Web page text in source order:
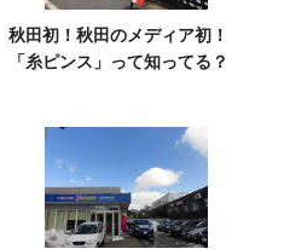
秋田初！秋田のメディア初！
「糸ピンス」って知ってる？